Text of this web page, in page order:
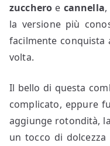
zucchero e cannella
la versione più
facilmente conquista
volta.
Il bello di questa
complicato, eppure
aggiunge rotondità,
un tocco di